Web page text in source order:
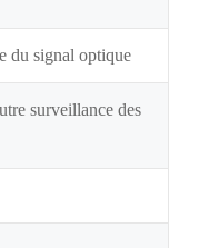
du signal optique
surveillance des